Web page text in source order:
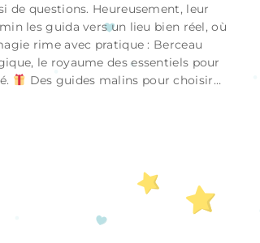
de questions. Heureusement, leur
les guida vers un lieu bien réel, où
rime avec pratique : Berceau
le royaume des essentiels pour
Des guides malins pour choisir…